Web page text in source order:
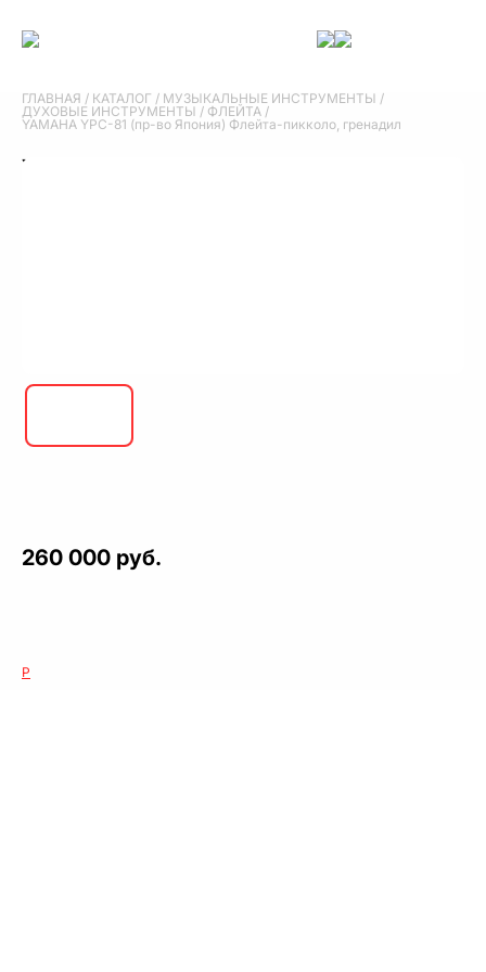
ГЛАВНАЯ / КАТАЛОГ / МУЗЫКАЛЬНЫЕ ИНСТРУМЕНТЫ /
ДУХОВЫЕ ИНСТРУМЕНТЫ / ФЛЕЙТА /
YAMAHA YPC-81 (пр-во Япония) Флейта-пикколо, гренадил
YAMAHA YPC-81 (пр-во Япония) Флейта-
260 000 руб.
Р